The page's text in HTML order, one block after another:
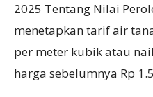
2025 Tentang Nilai
menetapkan tarif air
per meter kubik atau
harga sebelumnya Rp